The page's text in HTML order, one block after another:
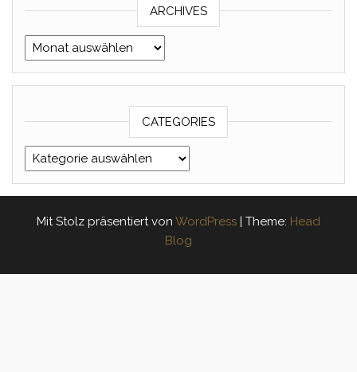
ARCHIVES
Archives
CATEGORIES
Categories
Mit Stolz präsentiert von WordPress | Theme: Head
Blog